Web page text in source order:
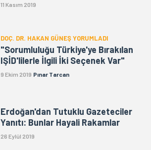
11 Kasım 2019
DOÇ. DR. HAKAN GÜNEŞ YORUMLADI
"Sorumluluğu Türkiye'ye Bırakılan
IŞİD'lilerle İlgili İki Seçenek Var"
9 Ekim 2019 Pınar Tarcan
Erdoğan'dan Tutuklu Gazeteciler
Yanıtı: Bunlar Hayali Rakamlar
26 Eylül 2019